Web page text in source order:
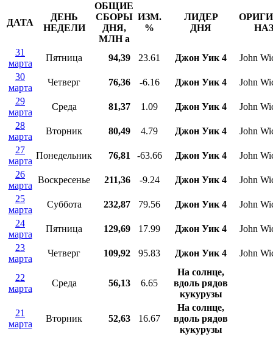
ДАТА
ДЕНЬ
НЕДЕЛИ
ОБЩИЕ
СБОРЫ
ДНЯ,
МЛНa
ИЗМ.
%
ЛИДЕР
ДНЯ
31
марта
Пятница 94,39 23.61 Джон Уик 4
John
30
марта
Четверг 76,36 -6.16 Джон Уик 4
John
29
марта
Среда 81,37 1.09 Джон Уик 4
John
28
марта
Вторник 80,49 4.79 Джон Уик 4
John
27
марта
Понедельник 76,81 -63.66 Джон Уик 4
John
26
марта
Воскресенье 211,36 -9.24 Джон Уик 4
John
25
марта
Суббота 232,87 79.56 Джон Уик 4
John
24
марта
Пятница 129,69 17.99 Джон Уик 4
John
23
марта
Четверг 109,92 95.83 Джон Уик 4 John
22
марта
Среда 56,13 6.65
На солнце,
вдоль рядов
кукурузы
21
марта
Вторник 52,63 16.67
На солнце,
вдоль рядов
кукурузы